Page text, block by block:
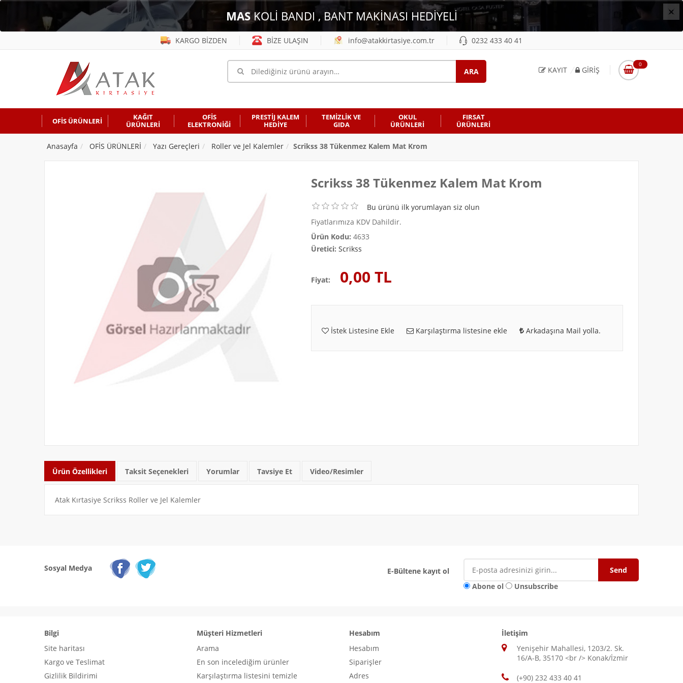
×
MASKOLİ BANDI , BANT MAKİNASI HEDİYELİ
KARGO BİZDEN BİZE ULAŞIN info@atakkirtasiye.com.tr 0232 433 40 41
KAYIT GIRIŞ
0
OFİS ÜRÜNLERİ
KAĞIT
ÜRÜNLERİ
OFİS
ELEKTRONİĞİ
PRESTİJ KALEM
HEDİYE
TEMİZLİK VE
GIDA
OKUL
ÜRÜNLERİ
FIRSAT
ÜRÜNLERI
Anasayfa OFİS ÜRÜNLERİ Yazı Gereçleri Roller ve Jel Kalemler Scrikss 38 Tükenmez Kalem Mat Krom
Scrikss 38 Tükenmez Kalem Mat Krom
Bu ürünü ilk yorumlayan siz olun
Fiyatlarımıza KDV Dahildir.
Ürün Kodu: 4633
Üretici: Scrikss
Fiyat: 0,00 TL
İstek Listesine Ekle Karşılaştırma listesine ekle Arkadaşına Mail yolla.
Ürün Özellikleri Taksit Seçenekleri Yorumlar Tavsiye Et Video/Resimler
Atak Kırtasiye Scrikss Roller ve Jel Kalemler
Sosyal Medya
E-Bültene kayıt ol
Abone ol
Unsubscribe
Bilgi
Site haritası
Kargo ve Teslimat
Gizlilik Bildirimi
Müşteri Hizmetleri
Arama
En son incelediğim ürünler
Karşılaştırma listesini temizle
Hesabım
Hesabım
Siparişler
Adres
İletişim
Yenişehir Mahallesi, 1203/2. Sk.
16/A-B, 35170 <br /> Konak/İzmir
(+90) 232 433 40 41